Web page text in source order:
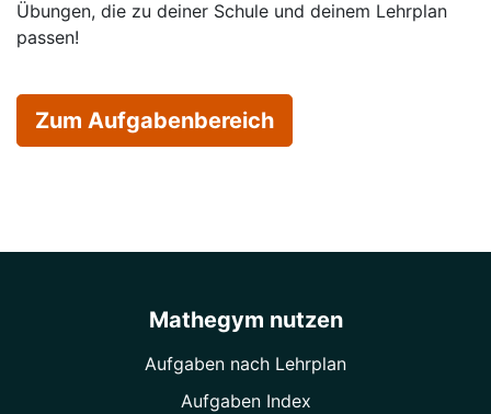
Übungen, die zu deiner Schule und deinem Lehrplan
passen!
Zum Aufgabenbereich
Mathegym nutzen
Aufgaben nach Lehrplan
Aufgaben Index